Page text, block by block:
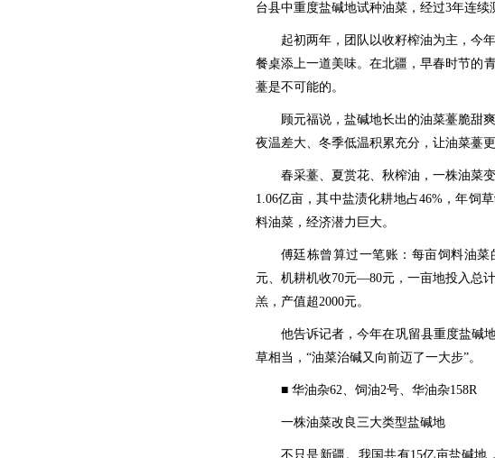
台县中重度盐碱地试种油菜，经过3年连续
起初两年，团队以收籽榨油为主，今
餐桌添上一道美味。在北疆，早春时节的
薹是不可能的。
顾元福说，盐碱地长出的油菜薹脆甜
夜温差大、冬季低温积累充分，让油菜薹
春采薹、夏赏花、秋榨油，一株油菜
1.06亿亩，其中盐渍化耕地占46%，年饲
料油菜，经济潜力巨大。
傅廷栋曾算过一笔账：每亩饲料油
元、机耕机收70元—80元，一亩地投入总
羔，产值超2000元。
他告诉记者，今年在巩留县重度盐碱
草相当，“油菜治碱又向前迈了一大步”。
■ 华油杂62、饲油2号、华油杂158R
一株油菜改良三大类型盐碱地
不只是新疆。我国共有15亿亩盐碱地